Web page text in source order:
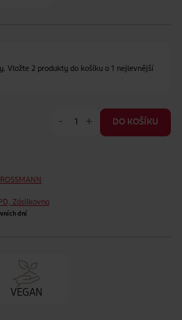
Vložte 2 produkty do košíku a 1 nejlevnější
- + DO KOŠÍKU
Zásilkovna
dní
VEGAN